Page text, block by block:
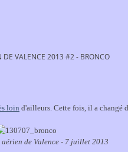
DE VALENCE 2013 #2 - BRONCO
loin d'ailleurs. Cette fois, il a changé
de Valence - 7 juillet 2013